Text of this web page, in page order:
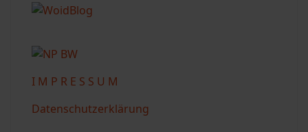
I M P R E S S U M
Datenschutzerklärung